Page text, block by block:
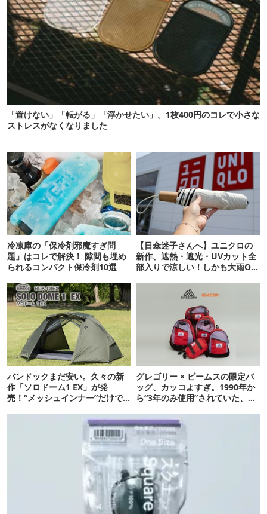
「置けない」「転がる」「浮かせたい」。1枚400円のコレで小さな
ストレスがなくなりました
冷凍庫の「保冷剤邪魔すぎ問
題」はコレで解決！ 隙間も埋め
られるコンパクト保冷剤10選
【日傘迷子さんへ】ユニクロの
新作、遮熱・遮光・UVカット全
部入りで涼しい！しかも大雨OK
バンドックまだ安い。久々の新
作「ソロドーム1 EX」が発
売！“メッシュインナー”だけで
グレゴリー × ビームスの限定バ
ッグ、カッコよすぎ。1990年か
ら“3年のみ使用”されていた、紫